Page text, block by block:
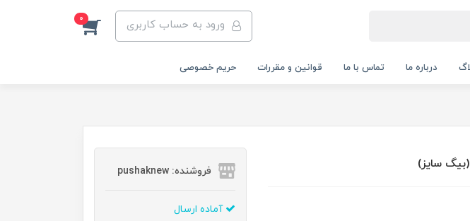
ورود به حساب کاربری 0
درباره ما تماس با ما قوانین و مقررات حریم خصوصی
(بیگ سایز) فروشنده: pushaknew
آماده ارسال